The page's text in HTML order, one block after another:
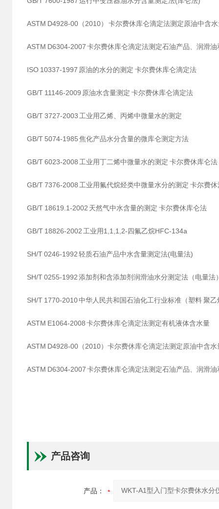
ASTM D4928-00（2010） 卡尔费休库仑滴定法测定原油中含
ASTM D6304-2007 卡尔费休库仑滴定法测定石油产品、润滑
ISO 10337-1997 原油的水分的测定 卡尔费休库仑滴定法
GB/T 11146-2009 原油水含量测定 卡尔费休库仑滴定法
GB/T 3727-2003 工业用乙烯、丙烯中微量水的测定
GB/T 5074-1985 焦化产品水分含量的微库仑测定方法
GB/T 6023-2008 工业用丁二烯中微量水的测定 卡尔费休库仑法
GB/T 7376-2008 工业用氟代烷烃类中微量水分的测定 卡尔费休
GB/T 18619.1-2002 天然气中水含量的测定 卡尔费休库仑法
GB/T 18826-2002 工业用1,1,1,2-四氟乙烷HFC-134a
SH/T 0246-1992 轻质石油产品中水含量测定法(电量法)
SH/T 0255-1992 添加剂和含添加剂润滑油水分测定法（电量法
SH/T 1770-2010 中华人民共和国石油化工行业标准（塑料 聚
ASTM E1064-2008 卡尔费休库仑滴定法测定有机液体含水量
ASTM D4928-00（2010）卡尔费休库仑滴定法测定原油中含水
ASTM D6304-2007 卡尔费休库仑滴定法测定石油产品、润滑
产品咨询
产品：